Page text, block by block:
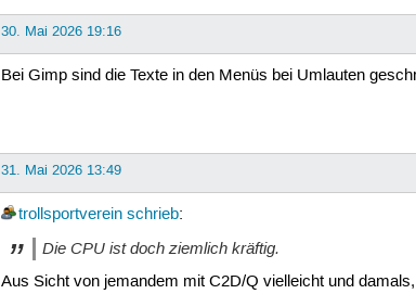
30. Mai 2026 19:16
Bei Gimp sind die Texte in den Menüs bei Umlauten
31. Mai 2026 13:49
trollsportverein schrieb:
Die CPU ist doch ziemlich kräftig.
Aus Sicht von jemandem mit C2D/Q vielleicht und